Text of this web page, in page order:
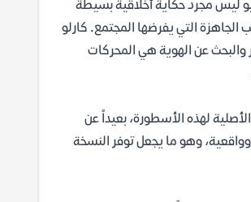
ليس مجرد حكاية أخلاقية بسيطة
الجاهزة التي يفرضها المجتمع. كارلو
والبحث عن الهوية هي المحركات
لهذه الأسطورة، بعيداً عن
وهو ما يجعل توفر النسخة